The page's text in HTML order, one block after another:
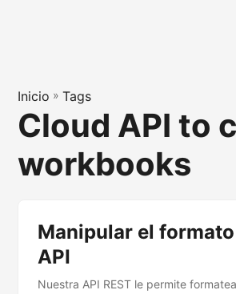
Inicio » Tags
Cloud API to
workbooks
Manipular el
API
Nuestra API REST le permite